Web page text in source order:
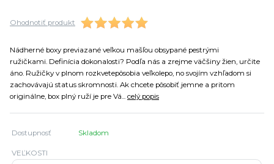
Ohodnotiť produkt
Nádherné boxy previazané veľkou mašľou obsypané pestrými
ružičkami. Definícia dokonalosti? Podľa nás a zrejme väčšiny žien, určite
áno. Ružičky v plnom rozkvetepôsobia veľkolepo, no svojím vzhľadom si
zachovávajú status skromnosti. Ak chcete pôsobiť jemne a pritom
originálne, box plný ruží je pre Vá... celý popis
Dostupnosť Skladom
VEĽKOSTI